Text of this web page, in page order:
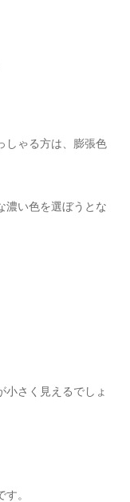
しゃる方は、膨張色
濃い色を選ぼうとな
小さく見えるでしょ
。